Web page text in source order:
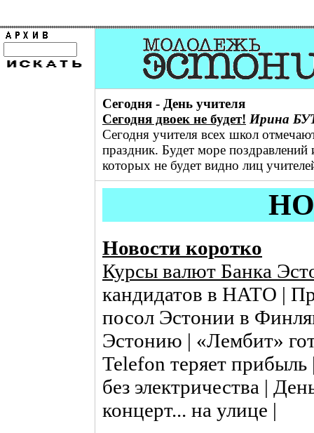
Cегодня - День учителя
Сегодня двоек не будет! Ирина
Сегодня учителя всех школ
праздник. Будет море
которых не будет видно лиц
Новости коротко
Куpсы валют Банка
кандидатов в НАТО |
посол Эстонии в
Эстонию | «Лембит»
Telefon теряет
без электричества |
концерт... на улице |